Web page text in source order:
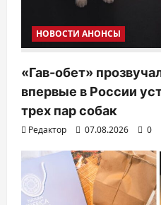
НОВОСТИ АНОНСЫ
«Гав-обет»
впервые в России
трех пар собак
Редактор 07.08.2026 0